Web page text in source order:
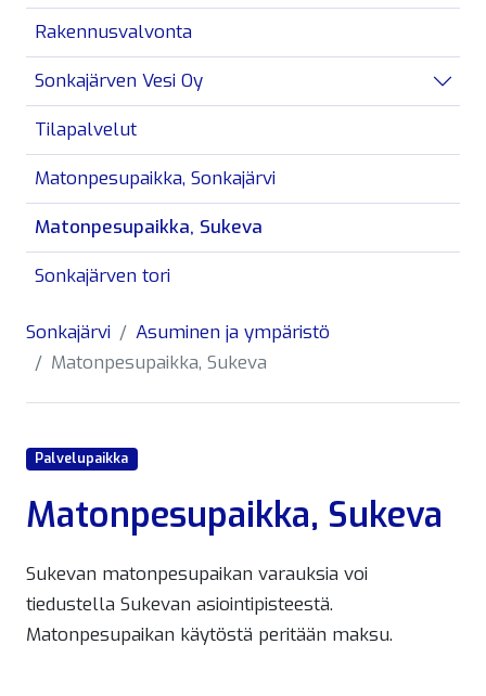
Rakennusvalvonta
Sonkajärven Vesi Oy
Tilapalvelut
Matonpesupaikka, Sonkajärvi
Matonpesupaikka, Sukeva
Sonkajärven tori
Sonkajärvi
Asuminen ja ympäristö
Matonpesupaikka, Sukeva
Palvelupaikka
Matonpesupaikka, Sukeva
Sukevan matonpesupaikan varauksia voi
tiedustella Sukevan asiointipisteestä.
Matonpesupaikan käytöstä peritään maksu.